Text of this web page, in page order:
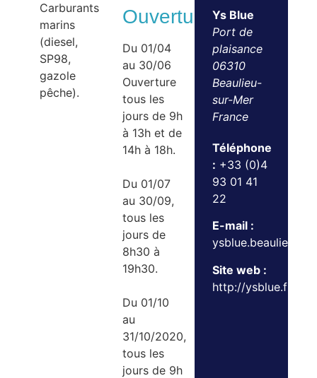
Carburants
marins
(diesel,
SP98,
gazole
pêche).
Ouvertures
Du 01/04
au 30/06
Ouverture
tous les
jours de 9h
à 13h et de
14h à 18h.
Du 01/07
au 30/09,
tous les
jours de
8h30 à
19h30.
Du 01/10
au
31/10/2020,
tous les
jours de 9h
Ys Blue
Port de
plaisance
06310
Beaulieu-
sur-Mer
France
Téléphone
: +33 (0)4
93 01 41
22
E-mail :
Site web :
http://ysblue.fr